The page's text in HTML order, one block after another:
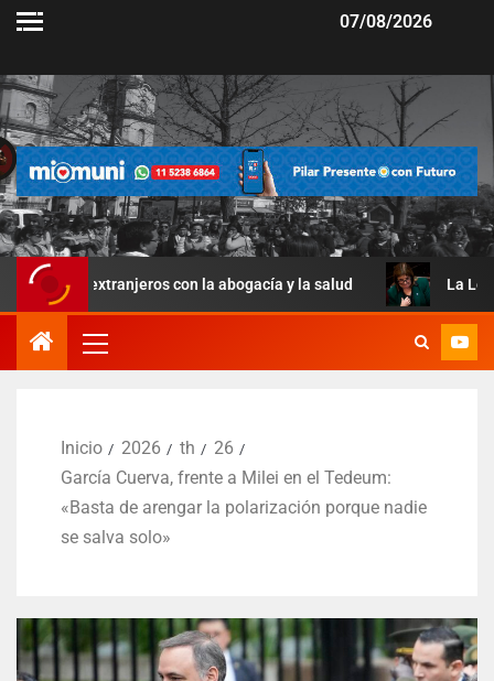
07/08/2026
con la abogacía y la salud La Ley de
Inicio 2026 th
26
García Cuerva, frente a Milei en el Tedeum:
«Basta de arengar la polarización porque nadie
se salva solo»